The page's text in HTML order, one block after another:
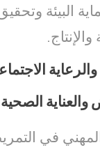
البيئة
والعناية الصحية
في